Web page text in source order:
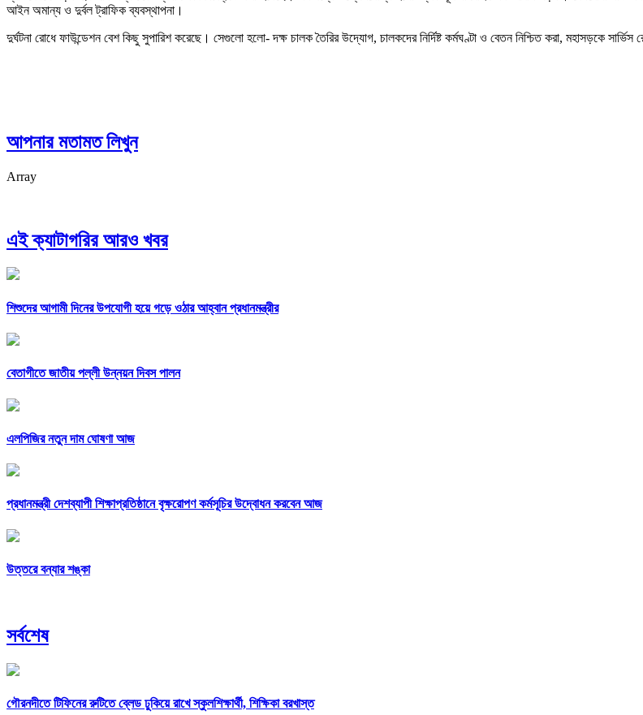
আইন অমান্য ও দুর্বল ট্রাফিক ব্যবস্থাপনা।
দুর্ঘটনা রোধে ফাউন্ডেশন বেশ কিছু সুপারিশ করেছে। সেগুলো হলো- দক্ষ চালক তৈরির উদ্যোগ, চালকদের নির্দিষ্ট কর্মঘণ্টা ও বেতন নিশ্চিত করা, মহাসড়কে সার্ভিস
আপনার মতামত লিখুন
Array
এই ক্যাটাগরির আরও খবর
শিশুদের আগামী দিনের উপযোগী হয়ে গড়ে ওঠার আহ্বান প্রধানমন্ত্রীর
বেতাগীতে জাতীয় পল্লী উন্নয়ন দিবস পালন
এলপিজির নতুন দাম ঘোষণা আজ
প্রধানমন্ত্রী দেশব্যাপী শিক্ষাপ্রতিষ্ঠানে বৃক্ষরোপণ কর্মসূচির উদ্বোধন করবেন আজ
উত্তরে বন্যার শঙ্কা
সর্বশেষ
গৌরনদীতে টিফিনের রুটিতে ব্লেড ঢুকিয়ে রাখে স্কুলশিক্ষার্থী, শিক্ষিকা বরখাস্ত